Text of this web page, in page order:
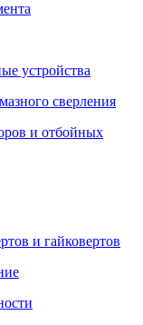
устройства
сверления
и отбойных
и гайковертов